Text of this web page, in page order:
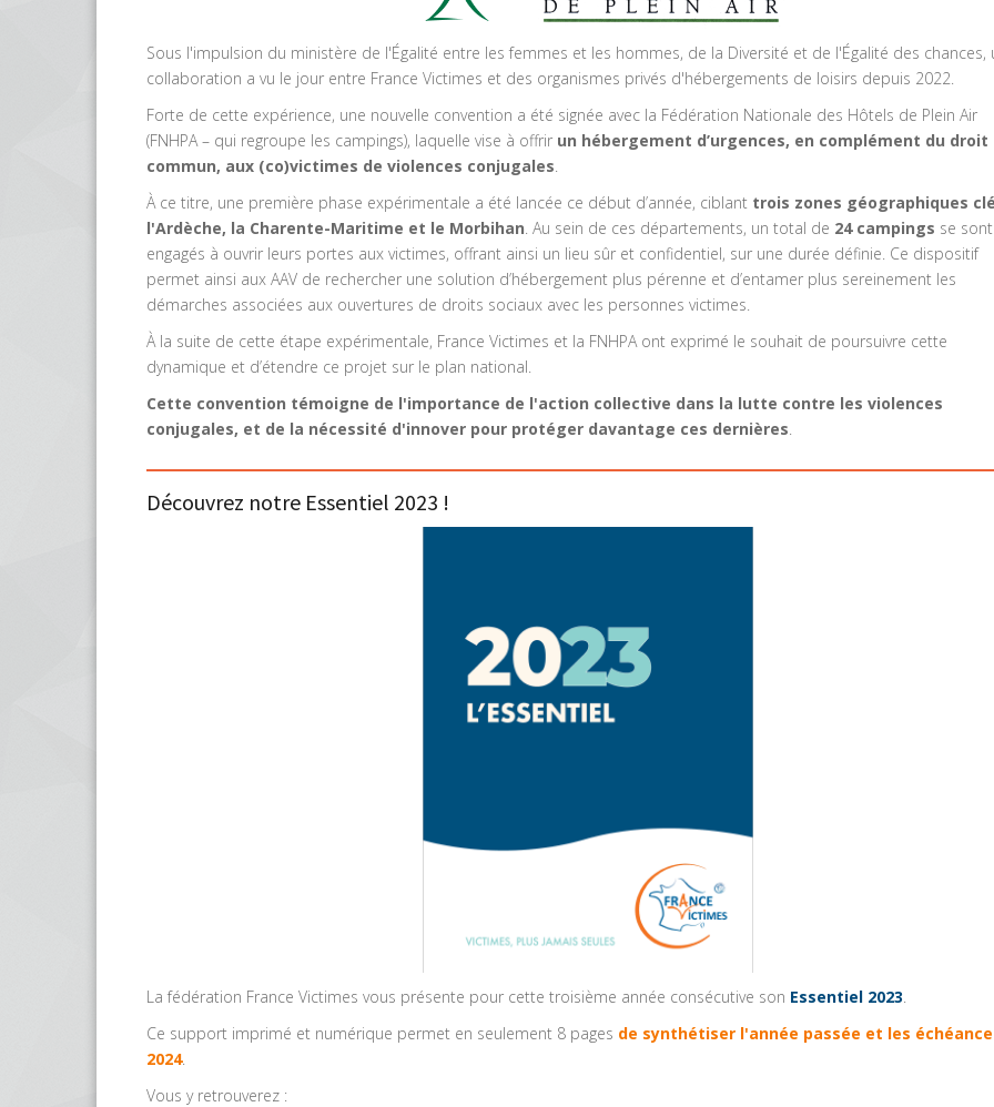
Sous l'impulsion du ministère de l'Égalité entre les femmes et les hommes, de la Diversité et de l'Égalité des chances,
collaboration a vu le jour entre France Victimes et des organismes privés d'hébergements de loisirs depuis 2022.
Forte de cette expérience, une nouvelle convention a été signée avec la Fédération Nationale des Hôtels de Plein Air
(FNHPA – qui regroupe les campings), laquelle vise à offrir un hébergement d’urgences, en complément du droit
commun, aux (co)victimes de violences conjugales.
À ce titre, une première phase expérimentale a été lancée ce début d’année, ciblant trois zones géographiques
l'Ardèche, la Charente-Maritime et le Morbihan. Au sein de ces départements, un total de 24 campings se sont
engagés à ouvrir leurs portes aux victimes, offrant ainsi un lieu sûr et confidentiel, sur une durée définie. Ce dispositif
permet ainsi aux AAV de rechercher une solution d’hébergement plus pérenne et d’entamer plus sereinement les
démarches associées aux ouvertures de droits sociaux avec les personnes victimes.
À la suite de cette étape expérimentale, France Victimes et la FNHPA ont exprimé le souhait de poursuivre cette
dynamique et d’étendre ce projet sur le plan national.
Cette convention témoigne de l'importance de l'action collective dans la lutte contre les violences
conjugales, et de la nécessité d'innover pour protéger davantage ces dernières.
Découvrez notre Essentiel 2023 !
La fédération France Victimes vous présente pour cette troisième année consécutive son Essentiel 2023.
Ce support imprimé et numérique permet en seulement 8 pages de synthétiser l'année passée et les
2024.
Vous y retrouverez :